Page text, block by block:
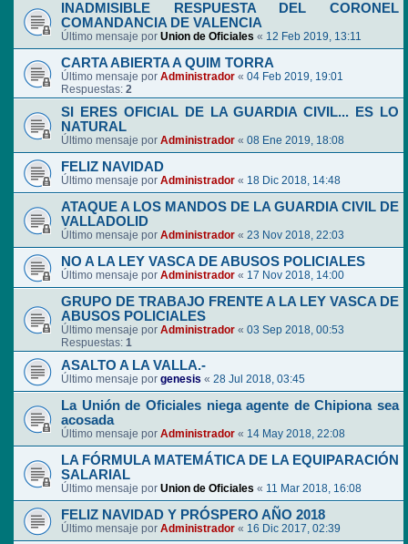
INADMISIBLE RESPUESTA DEL CORONEL
COMANDANCIA DE VALENCIA
Último mensaje por Union de Oficiales « 12 Feb 2019, 13:11
CARTA ABIERTA A QUIM TORRA
Último mensaje por Administrador « 04 Feb 2019, 19:01
Respuestas: 2
SI ERES OFICIAL DE LA GUARDIA CIVIL... ES LO
NATURAL
Último mensaje por Administrador « 08 Ene 2019, 18:08
FELIZ NAVIDAD
Último mensaje por Administrador « 18 Dic 2018, 14:48
ATAQUE A LOS MANDOS DE LA GUARDIA CIVIL DE
VALLADOLID
Último mensaje por Administrador « 23 Nov 2018, 22:03
NO A LA LEY VASCA DE ABUSOS POLICIALES
Último mensaje por Administrador « 17 Nov 2018, 14:00
GRUPO DE TRABAJO FRENTE A LA LEY VASCA DE
ABUSOS POLICIALES
Último mensaje por Administrador « 03 Sep 2018, 00:53
Respuestas: 1
ASALTO A LA VALLA.-
Último mensaje por genesis « 28 Jul 2018, 03:45
La Unión de Oficiales niega agente de Chipiona sea
acosada
Último mensaje por Administrador « 14 May 2018, 22:08
LA FÓRMULA MATEMÁTICA DE LA EQUIPARACIÓN
SALARIAL
Último mensaje por Union de Oficiales « 11 Mar 2018, 16:08
FELIZ NAVIDAD Y PRÓSPERO AÑO 2018
Último mensaje por Administrador « 16 Dic 2017, 02:39